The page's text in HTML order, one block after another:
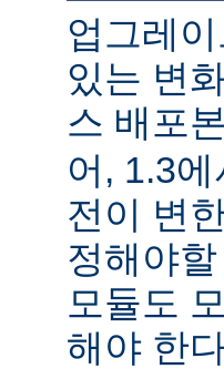
업그레
있는 변
스 배포
어, 1.3
전이 변
정해야
모듈도
해야 한